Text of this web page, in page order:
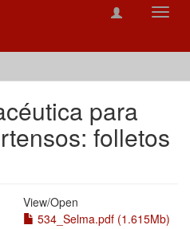
para
folletos
View/Open
534_Selma.pdf (1.615Mb)